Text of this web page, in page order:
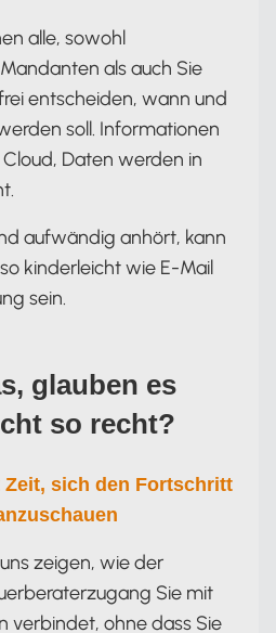
alle, sowohl
als auch Sie
entscheiden, wann und
soll. Informationen
Daten werden in
aufwändig anhört, kann
kinderleicht wie E-Mail
sein.
glauben es
so recht?
Zeit, sich den Fortschritt
zeigen, wie der
Sie mit
verbindet, ohne dass Sie